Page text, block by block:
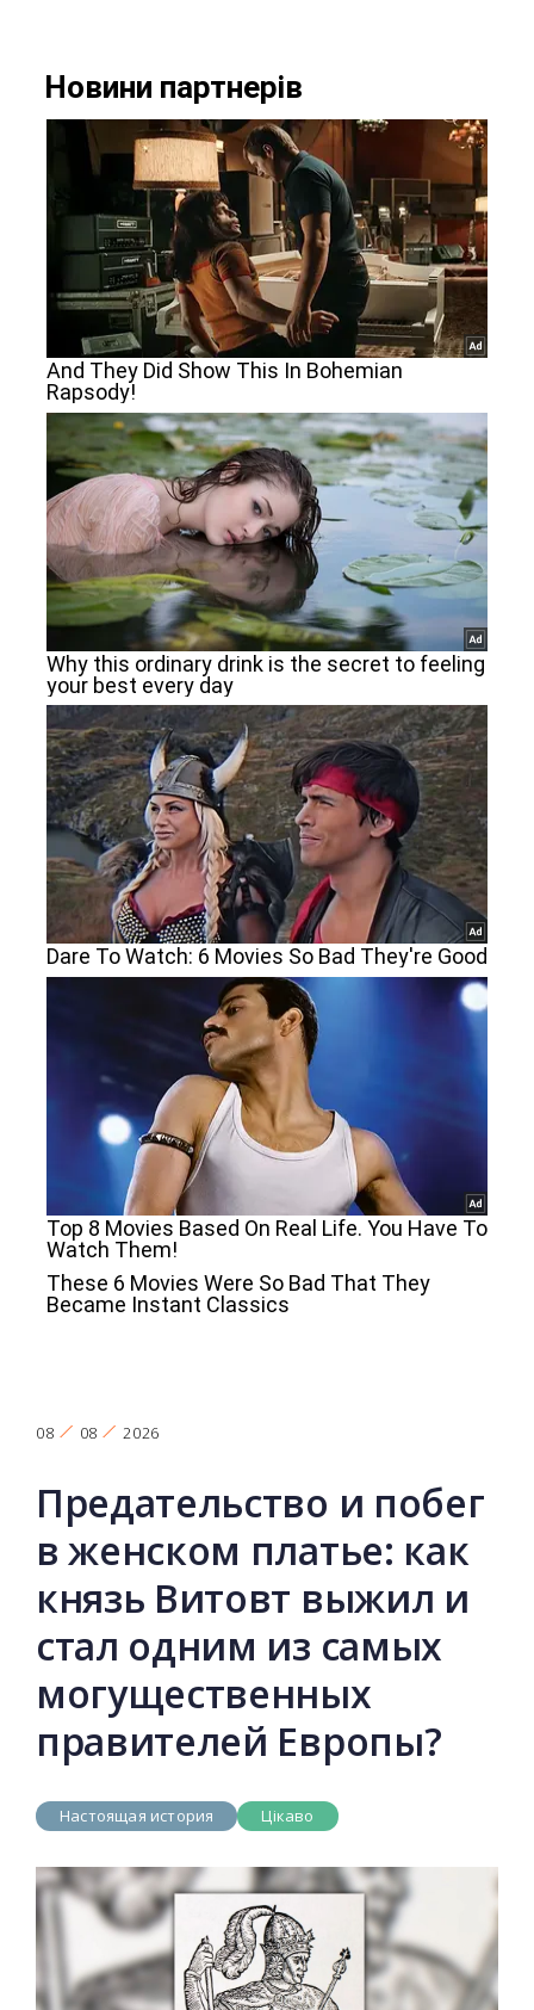
08 08 2026
Предательство и побег
в женском платье: как
князь Витовт выжил и
стал одним из самых
могущественных
правителей Европы?
Настоящая история Цікаво